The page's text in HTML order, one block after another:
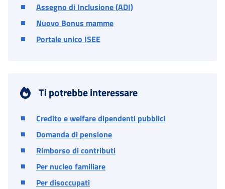
Assegno di Inclusione (ADI)
Nuovo Bonus mamme
Portale unico ISEE
Ti potrebbe interessare
Credito e welfare dipendenti pubblici
Domanda di pensione
Rimborso di contributi
Per nucleo familiare
Per disoccupati